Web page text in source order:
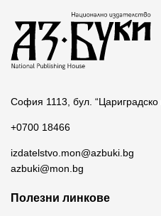
София 1113, бул.
+0700 18466
izdatelstvo.mon@azbuki.bg
azbuki@mon.bg
Полезни линкове